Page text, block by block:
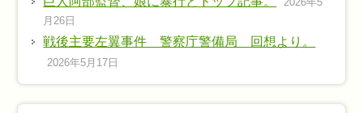
月26日
戦後主要左翼事件 警察庁警備局 回想より。
2026年5月17日